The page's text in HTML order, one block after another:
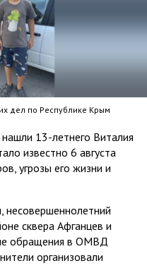
дел по Республике Крым
13-летнего Виталия
известно 6 августа
угрозы его жизни и
несовершеннолетний
сквера Афганцев и
обращения в ОМВД
организовали